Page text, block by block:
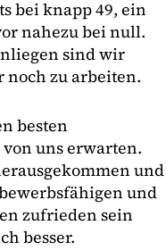
bei knapp 49, ein
nahezu bei null.
sind wir
noch zu arbeiten.
besten
uns erwarten.
und
und
zufrieden sein
besser.